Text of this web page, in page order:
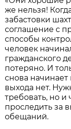
же нельзя!
забастовки
соглашение с
способы
человек
гражданского
потеряно. И
снова начинает
выхода нет.
требовать, но и
проследить за
обещаний.